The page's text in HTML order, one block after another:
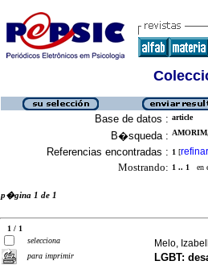
Base de datos : article
B�squeda :
Referencias encontradas : 1 [refinar
Mostrando: 1 .. 1 en
p�gina 1 de 1
1 / 1
selecciona
para imprimir
Melo,
LGBT: